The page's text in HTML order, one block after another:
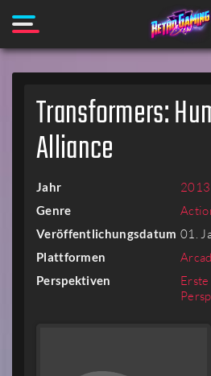
Transformers:
Alliance
Jahr 2013
Genre
Veröffentlichungsdatum 01.
Plattformen
Perspektiven